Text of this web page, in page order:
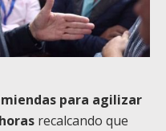
para agilizar
recalcando que